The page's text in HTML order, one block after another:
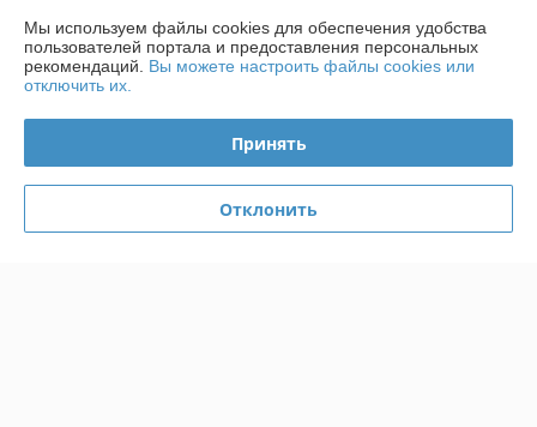
где-то на рынке в Ждановичах, но как выяснлось это всё сейчас
запросто делается здесь. Скорость/обслуживание - всё
понравилось, спасибо.
Сергей Александрович
Мы используем файлы cookies для обеспечения удобства
пользователей портала и предоставления персональных
рекомендаций. Вы можете настроить файлы cookies или
отключить их.
Принять
Отклонить